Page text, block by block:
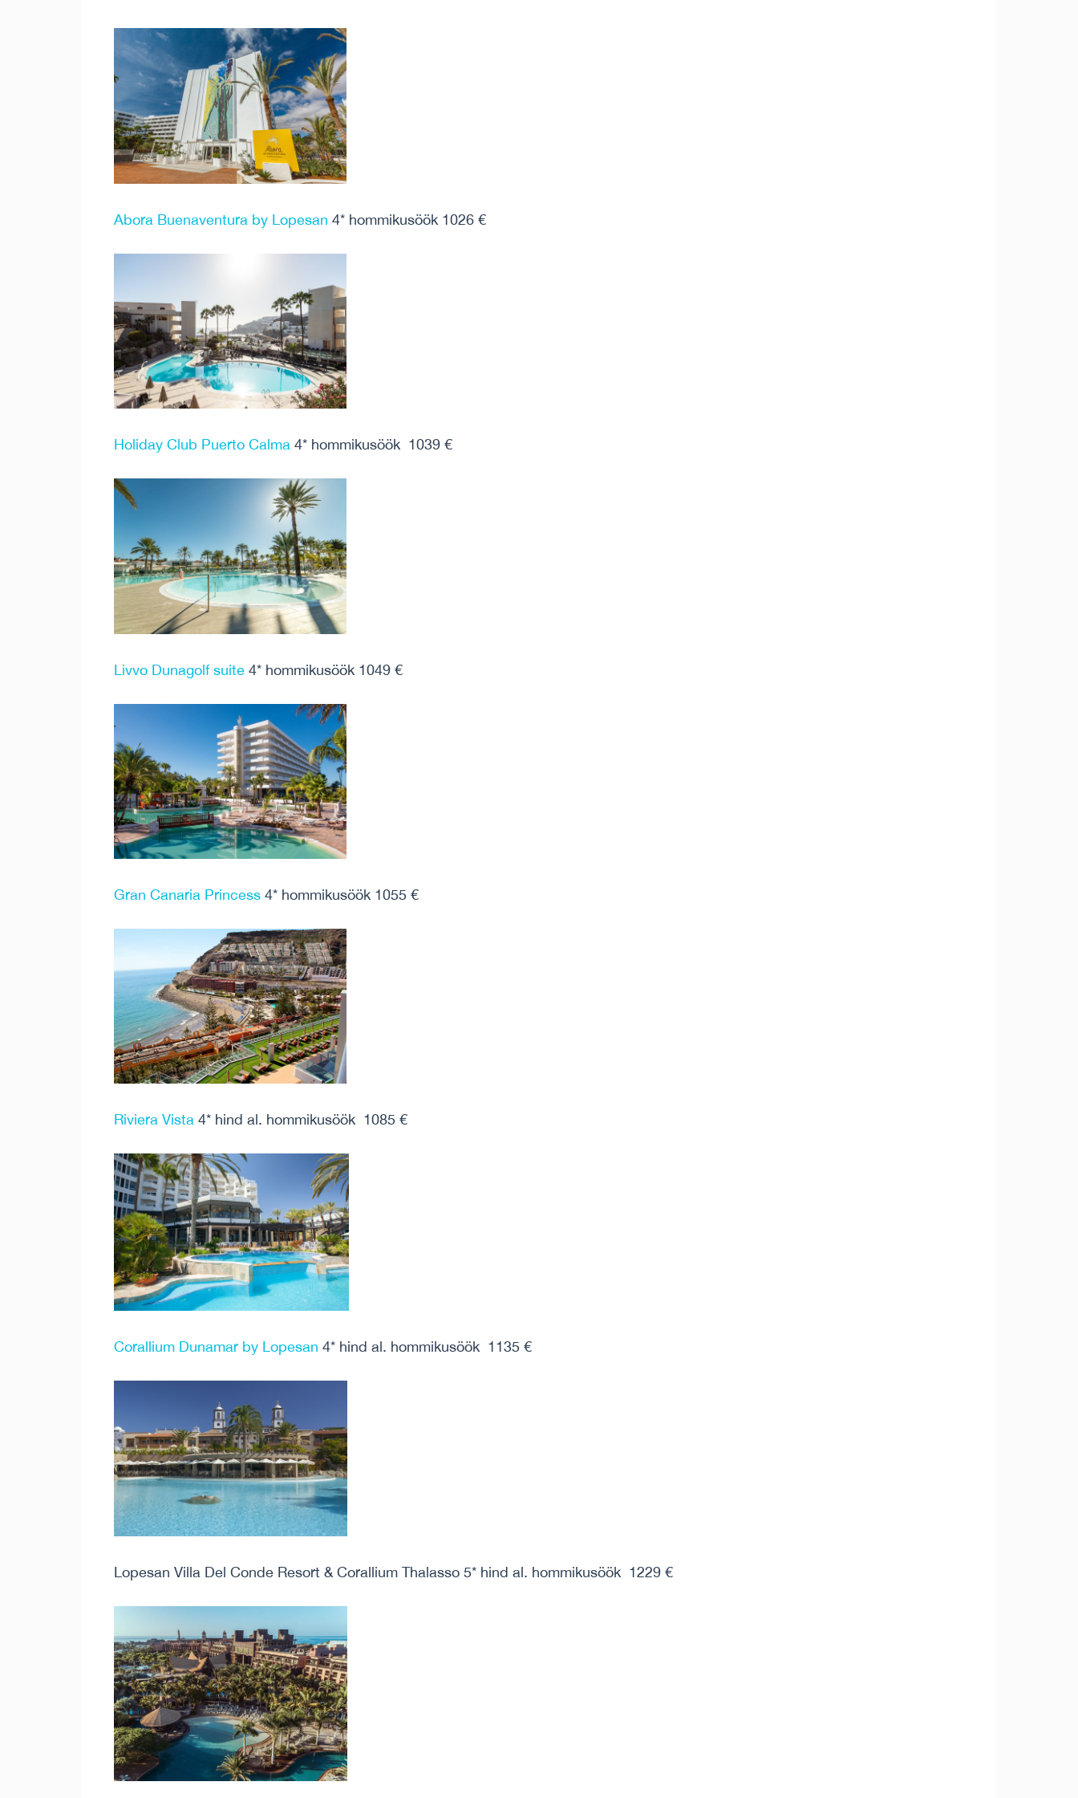
Abora Buenaventura by Lopesan 4* hommikusöök 1026 €
Holiday Club Puerto Calma 4* hommikusöök 1039 €
Livvo Dunagolf suite 4* hommikusöök 1049 €
Gran Canaria Princess 4* hommikusöök 1055 €
Riviera Vista 4* hind al. hommikusöök 1085 €
Corallium Dunamar by Lopesan 4* hind al. hommikusöök 1135 €
Lopesan Villa Del Conde Resort & Corallium Thalasso 5* hind al. hommikusöök 1229 €